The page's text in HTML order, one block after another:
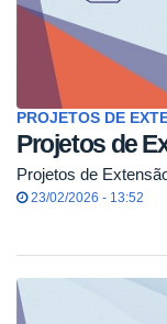
PROJETOS DE
Projetos de
Projetos de
23/02/2026 - 13:52